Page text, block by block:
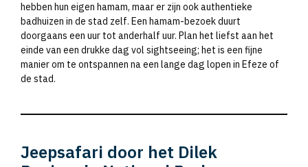
hebben hun eigen hamam, maar er zijn ook authentieke
badhuizen in de stad zelf. Een hamam-bezoek duurt
doorgaans een uur tot anderhalf uur. Plan het liefst aan het
einde van een drukke dag vol sightseeing; het is een fijne
manier om te ontspannen na een lange dag lopen in Efeze of
de stad.
Jeepsafari door het Dilek